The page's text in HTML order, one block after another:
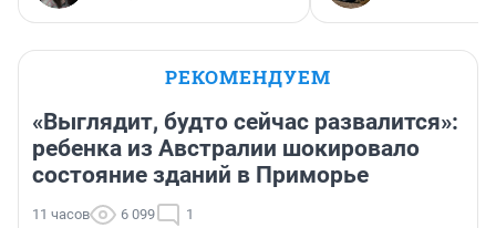
РЕКОМЕНДУЕМ
«Выглядит, будто сейчас развалится»:
ребенка из Австралии шокировало
состояние зданий в Приморье
11 часов 6 099 1